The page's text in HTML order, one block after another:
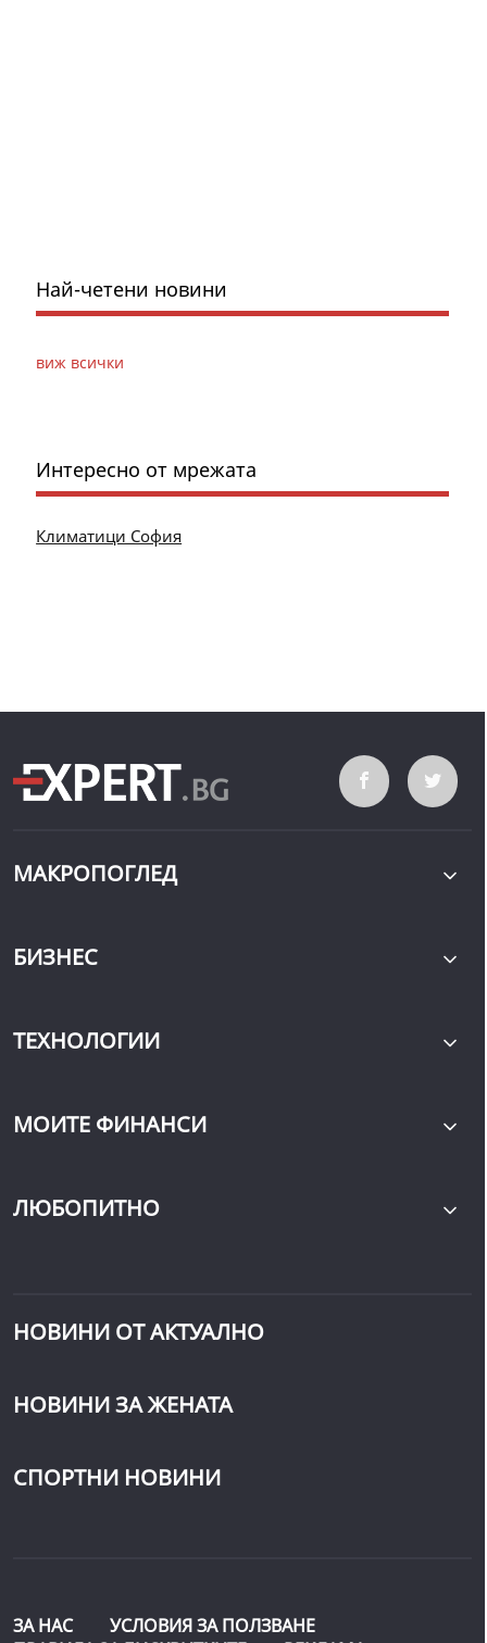
Най-четени новини
виж всички
Интересно от мрежата
Климатици София
МАКРОПОГЛЕД
БИЗНЕС
ТЕХНОЛОГИИ
МОИТЕ ФИНАНСИ
ЛЮБОПИТНО
НОВИНИ ОТ АКТУАЛНО
НОВИНИ ЗА ЖЕНАТА
СПОРТНИ НОВИНИ
ЗА НАС
УСЛОВИЯ ЗА ПОЛЗВАНЕ